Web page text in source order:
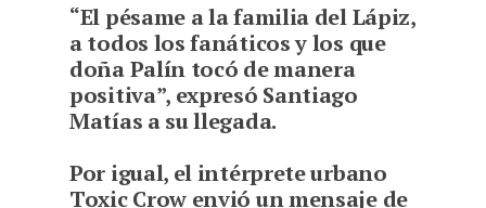
“El pésame a la familia del Lápiz,
a todos los fanáticos y los que
doña Palín tocó de manera
positiva”, expresó Santiago
Matías a su llegada.
Por igual, el intérprete urbano
Toxic Crow envió un mensaje de